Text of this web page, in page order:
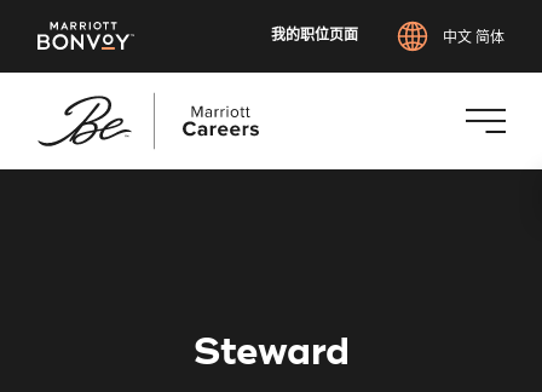
我的职位页面 中文 简体
Steward